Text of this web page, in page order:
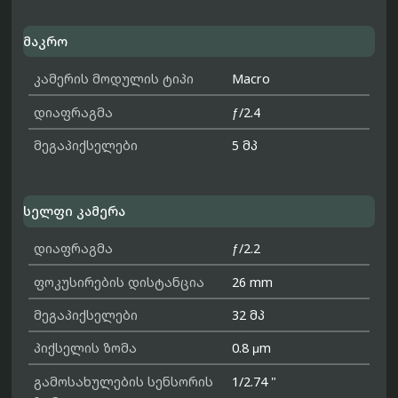
მაკრო
კამერის მოდულის ტიპი
Macro
დიაფრაგმა
ƒ/2.4
მეგაპიქსელები
5 მპ
სელფი კამერა
დიაფრაგმა
ƒ/2.2
ფოკუსირების დისტანცია
26 mm
მეგაპიქსელები
32 მპ
პიქსელის ზომა
0.8 μm
გამოსახულების სენსორის
1/2.74 "